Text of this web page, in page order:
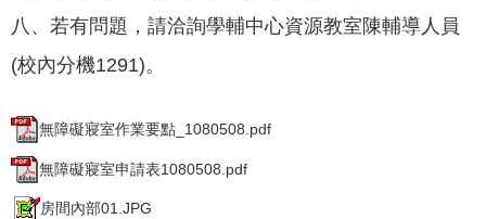
八、若有問題，請洽詢學輔中心資源教室陳輔導人員
(校內分機1291)。
無障礙寢室作業要點_1080508.pdf
無障礙寢室申請表1080508.pdf
房間內部01.JPG